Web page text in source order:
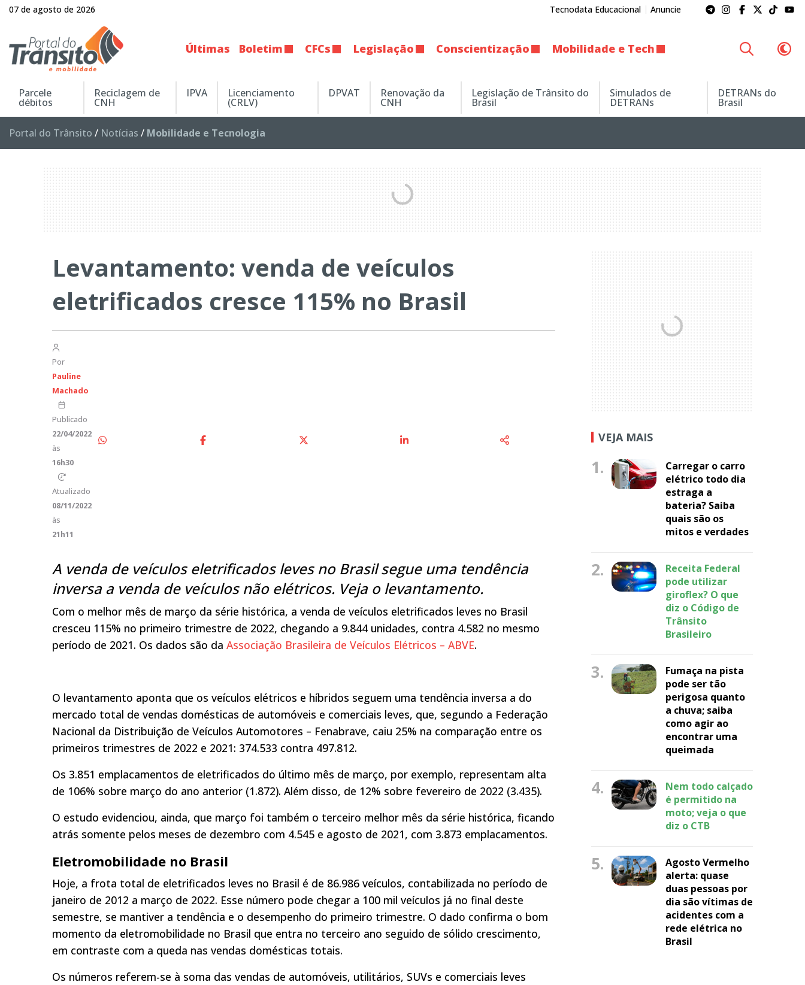
07 de agosto de 2026 Tecnodata Educacional Anuncie
Últimas Boletim CFCs Legislação Conscientização Mobilidade e Tech
Parcele
débitos
Reciclagem de
CNH
IPVA Licenciamento
(CRLV)
DPVAT Renovação da
CNH
Legislação de Trânsito do
Brasil
Simulados de
DETRANs
DETRANs do
Brasil
Portal do Trânsito / Notícias / Mobilidade e Tecnologia
Levantamento: venda de veículos
eletrificados cresce 115% no Brasil
Por
Pauline
Machado
Publicado
22/04/2022
às
16h30
Atualizado
08/11/2022
às
21h11
A venda de veículos eletrificados leves no Brasil segue uma tendência
inversa a venda de veículos não elétricos. Veja o levantamento.
Com o melhor mês de março da série histórica, a venda de veículos eletrificados leves no Brasil
cresceu 115% no primeiro trimestre de 2022, chegando a 9.844 unidades, contra 4.582 no mesmo
período de 2021. Os dados são da Associação Brasileira de Veículos Elétricos – ABVE.
O levantamento aponta que os veículos elétricos e híbridos seguem uma tendência inversa a do
mercado total de vendas domésticas de automóveis e comerciais leves, que, segundo a Federação
Nacional da Distribuição de Veículos Automotores – Fenabrave, caiu 25% na comparação entre os
primeiros trimestres de 2022 e 2021: 374.533 contra 497.812.
Os 3.851 emplacamentos de eletrificados do último mês de março, por exemplo, representam alta
de 106% sobre março do ano anterior (1.872). Além disso, de 12% sobre fevereiro de 2022 (3.435).
O estudo evidenciou, ainda, que março foi também o terceiro melhor mês da série histórica, ficando
atrás somente pelos meses de dezembro com 4.545 e agosto de 2021, com 3.873 emplacamentos.
Eletromobilidade no Brasil
Hoje, a frota total de eletrificados leves no Brasil é de 86.986 veículos, contabilizada no período de
janeiro de 2012 a março de 2022. Esse número pode chegar a 100 mil veículos já no final deste
semestre, se mantiver a tendência e o desempenho do primeiro trimestre. O dado confirma o bom
momento da eletromobilidade no Brasil que entra no terceiro ano seguido de sólido crescimento,
em contraste com a queda nas vendas domésticas totais.
Os números referem-se à soma das vendas de automóveis, utilitários, SUVs e comerciais leves
VEJA MAIS
1.
Carregar o carro
elétrico todo dia
estraga a
bateria? Saiba
quais são os
mitos e verdades
2.
Receita Federal
pode utilizar
giroflex? O que
diz o Código de
Trânsito
Brasileiro
3.
Fumaça na pista
pode ser tão
perigosa quanto
a chuva; saiba
como agir ao
encontrar uma
queimada
4.
Nem todo calçado
é permitido na
moto; veja o que
diz o CTB
5.
Agosto Vermelho
alerta: quase
duas pessoas por
dia são vítimas de
acidentes com a
rede elétrica no
Brasil